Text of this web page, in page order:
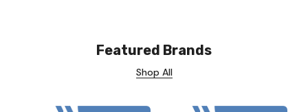
Featured Brands
Shop All